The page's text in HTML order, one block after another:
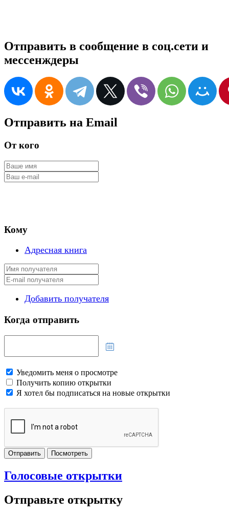
Отправить в сообщение в соц.сети и
мессенждеры
Отправить на Email
От кого
Кому
Адресная книга
Добавить получателя
Когда отправить
Уведомить меня о просмотре
Получить копию открытки
Я хотел бы подписаться на новые открытки
Отправить Посмотреть
Голосовые открытки
Отправьте открытку